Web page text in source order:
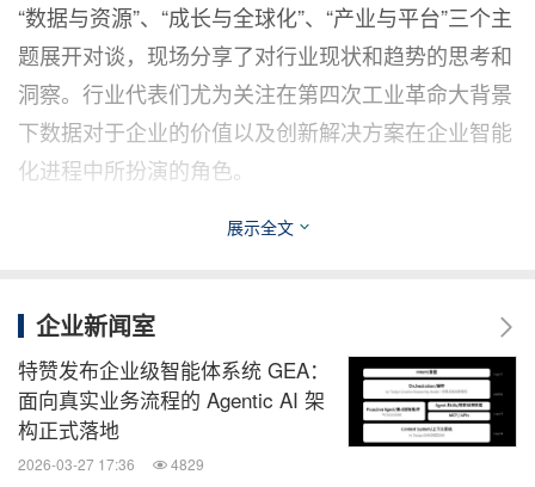
“数据与资源”、“成长与全球化”、“产业与平台”三个主
题展开对谈，现场分享了对行业现状和趋势的思考和
洞察。行业代表们尤为关注在第四次工业革命大背景
下数据对于企业的价值以及创新解决方案在企业智能
化进程中所扮演的角色。
围绕“成长与全球化”，星巴克中国首席执行官王静
始人及首席执行官范凌，《经济学人·商论》执行总
编辑吴晨展开对谈。代表们分享了全球化背景下大型
企业保持高速增长的原因以及与创新企业合作的未
来。
展示全文
企业新闻室
特赞发布企业级智能体系统 GEA：
面向真实业务流程的 Agentic AI 架
构正式落地
2026-03-27 17:36 4829